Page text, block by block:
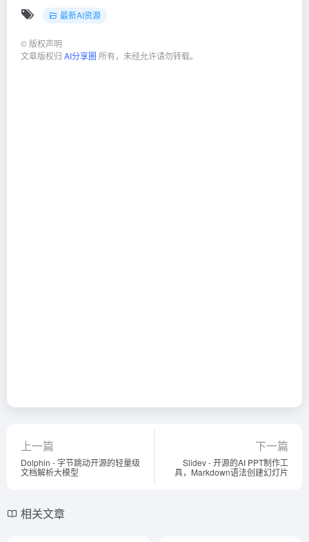
最新AI资源
© 版权声明
文章版权归 AI分享圈 所有，未经允许请勿转载。
上一篇
Dolphin - 字节跳动开源的轻量级
文档解析大模型
下一篇
Slidev - 开源的AI PPT制作工
具，Markdown语法创建幻灯片
相关文章